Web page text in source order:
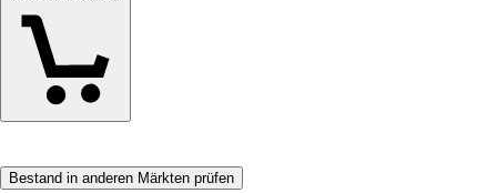
Bestand in anderen Märkten prüfen